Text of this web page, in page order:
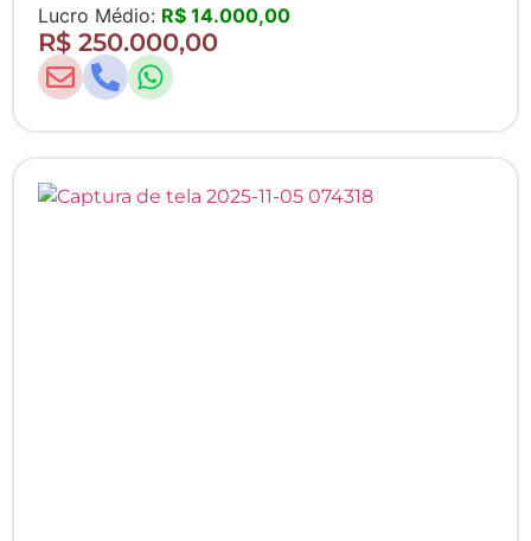
Lucro Médio: R$ 14.000,00
R$ 250.000,00